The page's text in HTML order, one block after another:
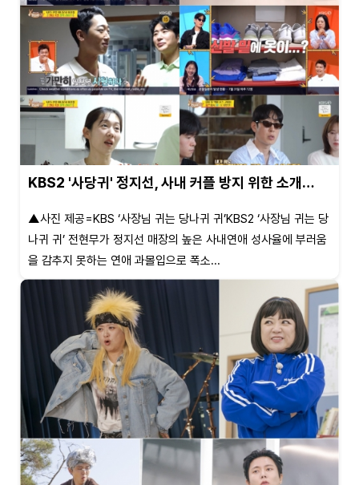
KBS2 '사당귀' 정지선, 사내 커플 방지 위한 소개…
▲사진 제공=KBS ‘사장님 귀는 당나귀 귀’KBS2 ‘사장님 귀는 당
나귀 귀’ 전현무가 정지선 매장의 높은 사내연애 성사율에 부러움
을 감추지 못하는 연애 과몰입으로 폭소...